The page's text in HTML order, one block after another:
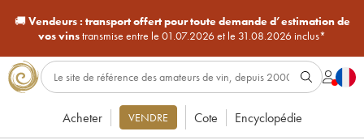
🚚Vendeurs : transport offert pour toute demande d’estimation de
vos vinstransmise entre le 01.07.2026 et le 31.08.2026 inclus*
Acheter VENDRE Cote Encyclopédie